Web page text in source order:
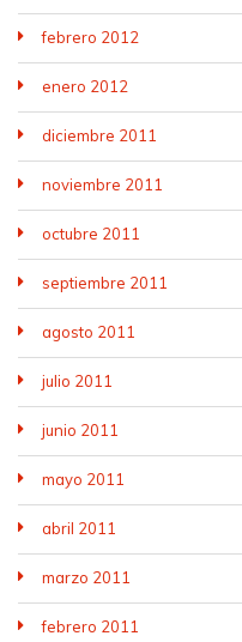
febrero 2012
enero 2012
diciembre 2011
noviembre 2011
octubre 2011
septiembre 2011
agosto 2011
julio 2011
junio 2011
mayo 2011
abril 2011
marzo 2011
febrero 2011